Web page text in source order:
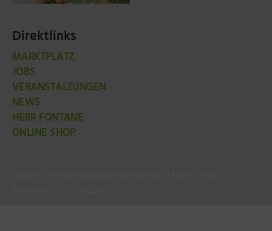
Direktlinks
MARKTPLATZ
JOBS
VERANSTALTUNGEN
NEWS
HERR FONTANE
ONLINE SHOP